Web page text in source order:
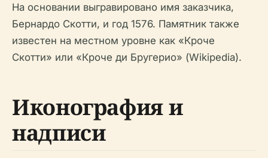
На основании выгравировано имя заказчика,
Бернардо Скотти, и год 1576. Памятник также
известен на местном уровне как «Кроче
Скотти» или «Кроче ди Бругерио» (Wikipedia).
Иконография и
надписи